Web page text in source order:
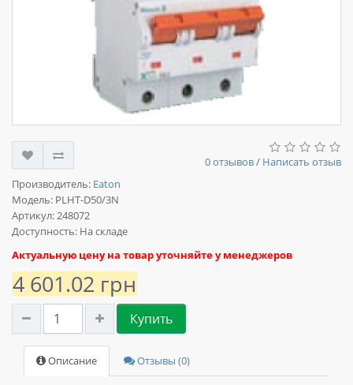
0 отзывов/ Написать отзыв
Производитель: Eaton
Модель: PLHT-D50/3N
Артикул: 248072
Доступность: На складе
Актуальную цену на товар уточняйте у менеджеров
4 601.02 грн
Купить
Описание Отзывы (0)